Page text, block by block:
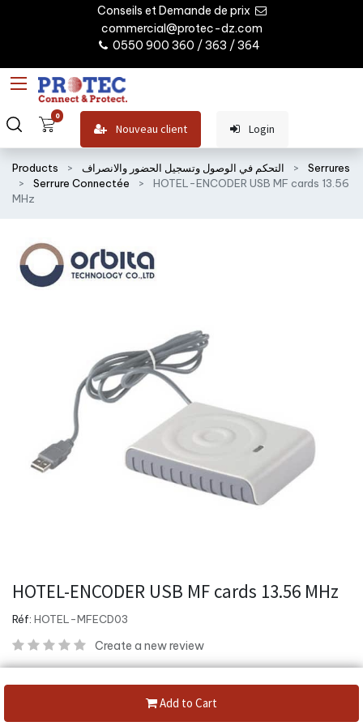
Conseils et Demande de prix
commercial@protec-dz.com
0550 900 360 / 363 / 364
0
Nouveau client Login
Products التحكم في الوصول وتسجيل الحضور والانصراف
Serrures
Serrure Connectée
HOTEL-ENCODER USB MF cards 13.56
MHz
Add to Cart
HOTEL-ENCODER USB MF cards 13.56 MHz
Réf: HOTEL-MFECD03
Create a new review
Share :